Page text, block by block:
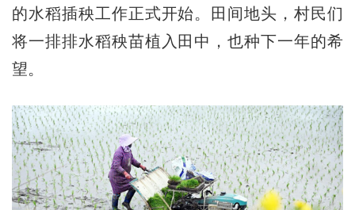
的水稻插秧工作正式开始。田间地头，村民们
将一排排水稻秧苗植入田中，也种下一年的希
望。